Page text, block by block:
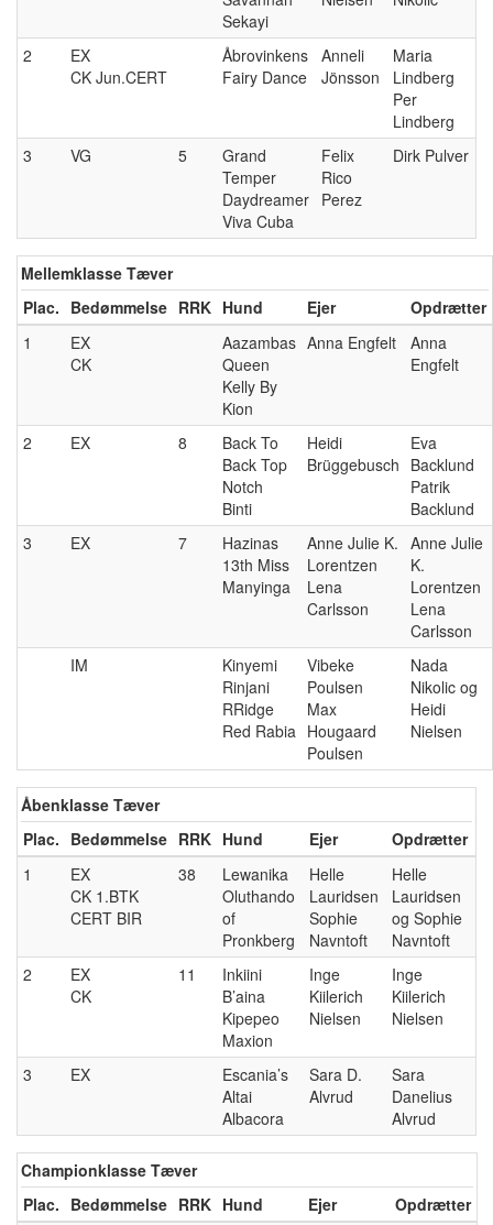
Sekayi
2
EX
CK Jun.CERT
Åbrovinkens
Fairy Dance
Anneli
Jönsson
Maria
Lindberg
Per
Lindberg
3
VG 5
Grand
Temper
Daydreamer
Viva Cuba
Felix
Rico
Perez
Dirk Pulver
Mellemklasse Tæver
Plac. Bedømmelse RRK Hund Ejer
Opdrætter
1
EX
CK
Aazambas
Queen
Kelly By
Kion
Anna Engfelt
Anna
Engfelt
2 EX 8
Back To
Back Top
Notch
Binti
Heidi
Brüggebusch
Eva
Backlund
Patrik
Backlund
3
EX 7
Hazinas
13th Miss
Manyinga
Anne Julie K.
Lorentzen
Lena
Carlsson
Anne Julie
K.
Lorentzen
Lena
Carlsson
IM
Kinyemi
Rinjani
RRidge
Red Rabia
Vibeke
Poulsen
Max
Hougaard
Poulsen
Nada
Nikolic og
Heidi
Nielsen
Åbenklasse Tæver
Plac. Bedømmelse RRK Hund Ejer
Opdrætter
1
EX
CK 1.BTK
CERT BIR
38
Lewanika
Oluthando
of
Pronkberg
Helle
Lauridsen
Sophie
Navntoft
Helle
Lauridsen
og Sophie
Navntoft
2
EX
CK
11
Inkiini
B’aina
Kipepeo
Maxion
Inge
Kiilerich
Nielsen
Inge
Kiilerich
Nielsen
3 EX
Escania’s
Altai
Albacora
Sara D.
Alvrud
Sara
Danelius
Alvrud
Championklasse Tæver
Plac. Bedømmelse RRK Hund Ejer
Opdrætter